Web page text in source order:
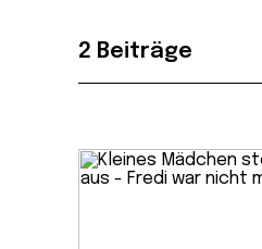
2 Beiträge